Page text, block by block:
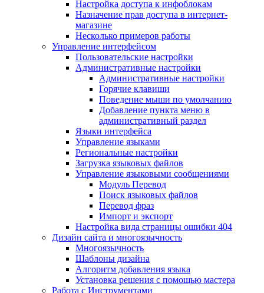
Настройка доступа к инфоблокам
Назначение прав доступа в интернет-
магазине
Несколько примеров работы
Управление интерфейсом
Пользовательские настройки
Административные настройки
Административные настройки
Горячие клавиши
Поведение мыши по умолчанию
Добавление пункта меню в
административный раздел
Языки интерфейса
Управление языками
Региональные настройки
Загрузка языковых файлов
Управление языковыми сообщениями
Mодуль Перевод
Поиск языковых файлов
Перевод фраз
Импорт и экспорт
Настройка вида страницы ошибки 404
Дизайн сайта и многоязычность
Многоязычность
Шаблоны дизайна
Алгоритм добавления языка
Установка решения с помощью мастера
Работа с Инструментами